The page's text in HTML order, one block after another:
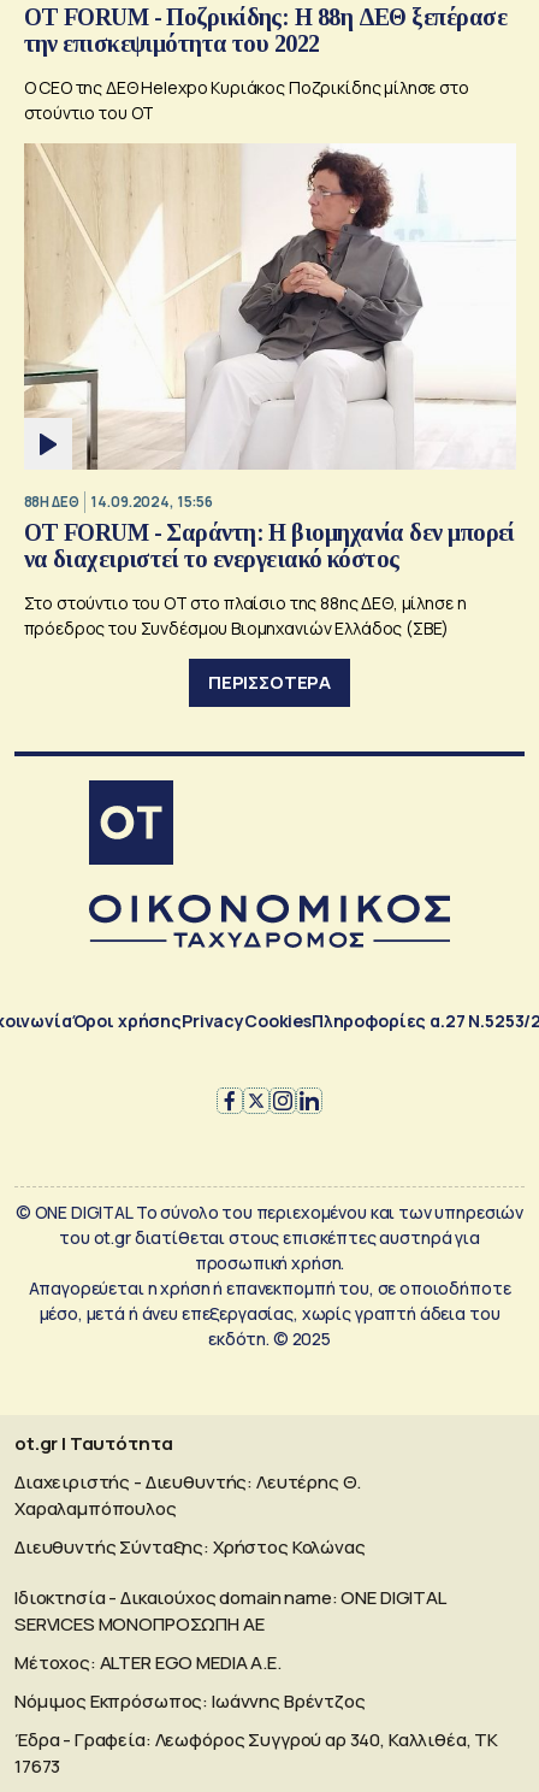
OT FORUM - Ποζρικίδης: H 88η ΔΕΘ ξεπέρασε
την επισκεψιμότητα του 2022
Ο CEO της ΔΕΘ Helexpo Κυριάκος Ποζρικίδης μίλησε στο
στούντιο του ΟΤ
88Η ΔΕΘ 14.09.2024, 15:56
ΟΤ FORUM - Σαράντη: Η βιομηχανία δεν μπορεί
να διαχειριστεί το ενεργειακό κόστος
Στο στούντιο του ΟΤ στο πλαίσιο της 88ης ΔΕΘ, μίλησε η
πρόεδρος του Συνδέσμου Βιομηχανιών Ελλάδος (ΣΒΕ)
ΠΕΡΙΣΣΟΤΕΡΑ
Όροι χρήσηςPrivacyCookiesΠληροφορίες α.27 Ν.5253/
© ONE DIGITAL Το σύνολο του περιεχομένου και των υπηρεσιών
του ot.gr διατίθεται στους επισκέπτες αυστηρά για
προσωπική χρήση.
Απαγορεύεται η χρήση ή επανεκπομπή του, σε οποιοδήποτε
μέσο, μετά ή άνευ επεξεργασίας, χωρίς γραπτή άδεια του
εκδότη. © 2025
ot.gr | Ταυτότητα
Διαχειριστής - Διευθυντής: Λευτέρης Θ.
Χαραλαμπόπουλος
Διευθυντής Σύνταξης: Χρήστος Κολώνας
Ιδιοκτησία - Δικαιούχος domain name: ΟΝΕ DIGITAL
SERVICES MONOΠΡΟΣΩΠΗ ΑΕ
Μέτοχος: ALTER EGO MEDIA A.E.
Νόμιμος Εκπρόσωπος: Ιωάννης Βρέντζος
Έδρα - Γραφεία: Λεωφόρος Συγγρού αρ 340, Καλλιθέα, ΤΚ
17673